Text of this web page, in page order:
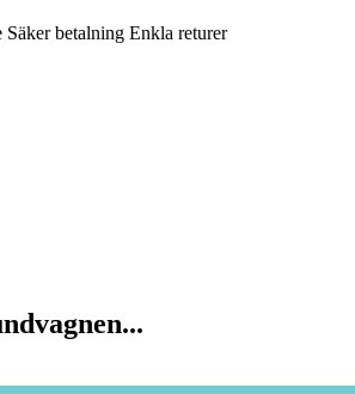
Säker betalning Enkla returer